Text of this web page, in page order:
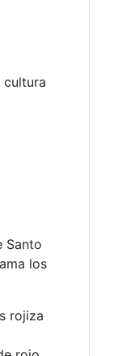
cultura
Santo
los
rojiza